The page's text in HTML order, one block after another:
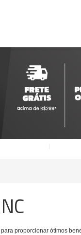
proporcionar ótimos